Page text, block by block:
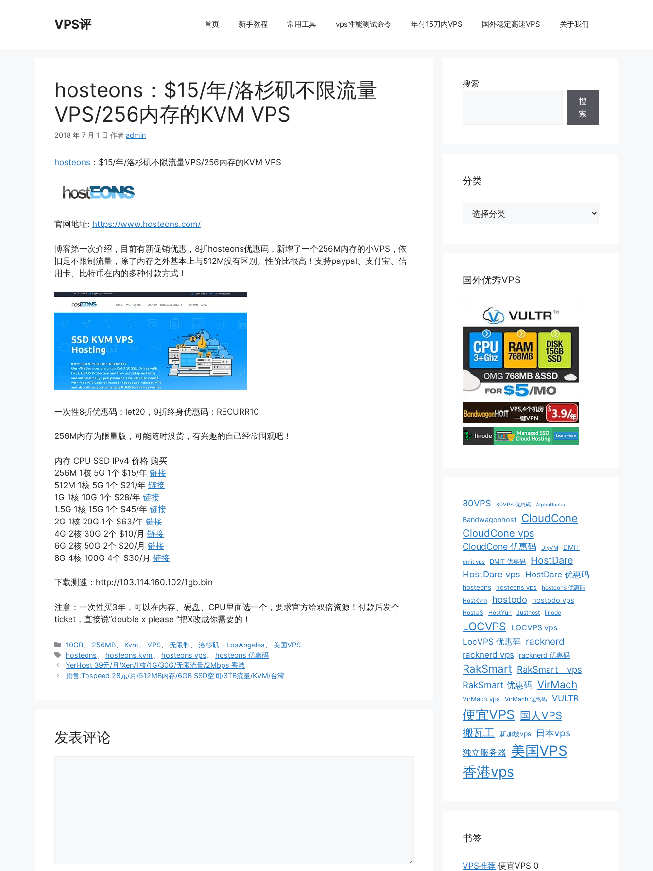
VPS评 首页 新手教程 常用工具 vps性能测试命令 年付15刀内VPS 国外稳定高速VPS 关于我们
hosteons：$15/年/洛杉矶不限流量
VPS/256内存的KVM VPS
2018 年 7 月 1 日 作者 admin
hosteons ：$15/年/洛杉矶不限流量VPS/256内存的KVM VPS
官网地址: https://www.hosteons.com/
博客第一次介绍，目前有新促销优惠，8折hosteons优惠码，新增了一个256M内存的小VPS，依
旧是不限制流量，除了内存之外基本上与512M没有区别。性价比很高！支持paypal、支付宝、信
用卡、比特币在内的多种付款方式！
一次性8折优惠码：let20，9折终身优惠码：RECURR10
256M内存为限量版，可能随时没货，有兴趣的自己经常围观吧！
内存 CPU SSD IPv4 价格 购买
256M 1核 5G 1个 $15/年 链接
512M 1核 5G 1个 $21/年 链接
1G 1核 10G 1个 $28/年 链接
1.5G 1核 15G 1个 $45/年 链接
2G 1核 20G 1个 $63/年 链接
4G 2核 30G 2个 $10/月 链接
6G 2核 50G 2个 $20/月 链接
8G 4核 100G 4个 $30/月 链接
下载测速：http://103.114.160.102/1gb.bin
注意：一次性买3年，可以在内存、硬盘、CPU里面选一个，要求官方给双倍资源！付款后发个
ticket，直接说“double x please ”把X改成你需要的！
分
类
10GB 256MB Kvm 、VPS 、无限制 、洛杉矶 - LosAngeles
美国VPS
标
签
hosteons hosteons kvm hosteons vps
hosteons 优惠码
YerHost 39元/月/Xen/1核/1G/30G/无限流量/2Mbps 香港
预售:Tospeed 28元/月/512MB内存/6GB SSD空间/3TB流量/KVM/台湾
发表评论
搜索
搜
索
分类
国外优秀VPS
80VPS 80VPS 优惠码 AlphaRacks
Bandwagonhost CloudCone
CloudCone vps
CloudCone 优惠码 DiyVM DMIT
dmit vps DMIT 优惠码 HostDare
HostDare vps HostDare 优惠码
hosteons hosteons vps
hosteons 优惠码
HostKvm
hostodo hostodo vps
HostUS HostYun Justhost linode
LOCVPS LOCVPS vps
LocVPS 优惠码 racknerd
racknerd vps racknerd 优惠码
RakSmart RakSmart vps
RakSmart 优惠码 VirMach
VirMach vps VirMach 优惠码 VULTR
便宜VPS 国人VPS
搬瓦工
新加坡vps 日本vps
独立服务器 美国VPS
香港vps
书签
VPS推荐 便宜VPS 0